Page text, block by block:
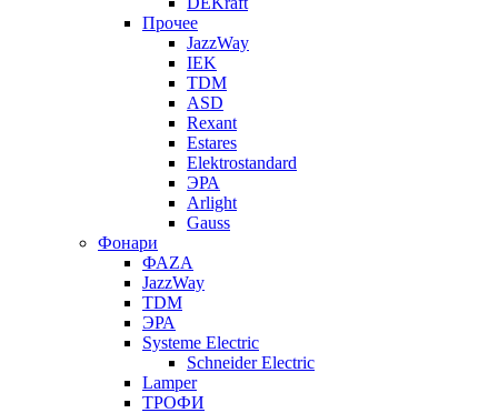
Прочее
JazzWay
IEK
TDM
ASD
Rexant
Estares
Elektrostandard
ЭРА
Arlight
Gauss
Фонари
ФАZА
JazzWay
TDM
ЭРА
Systeme Electric
Schneider Electric
Lamper
ТРОФИ